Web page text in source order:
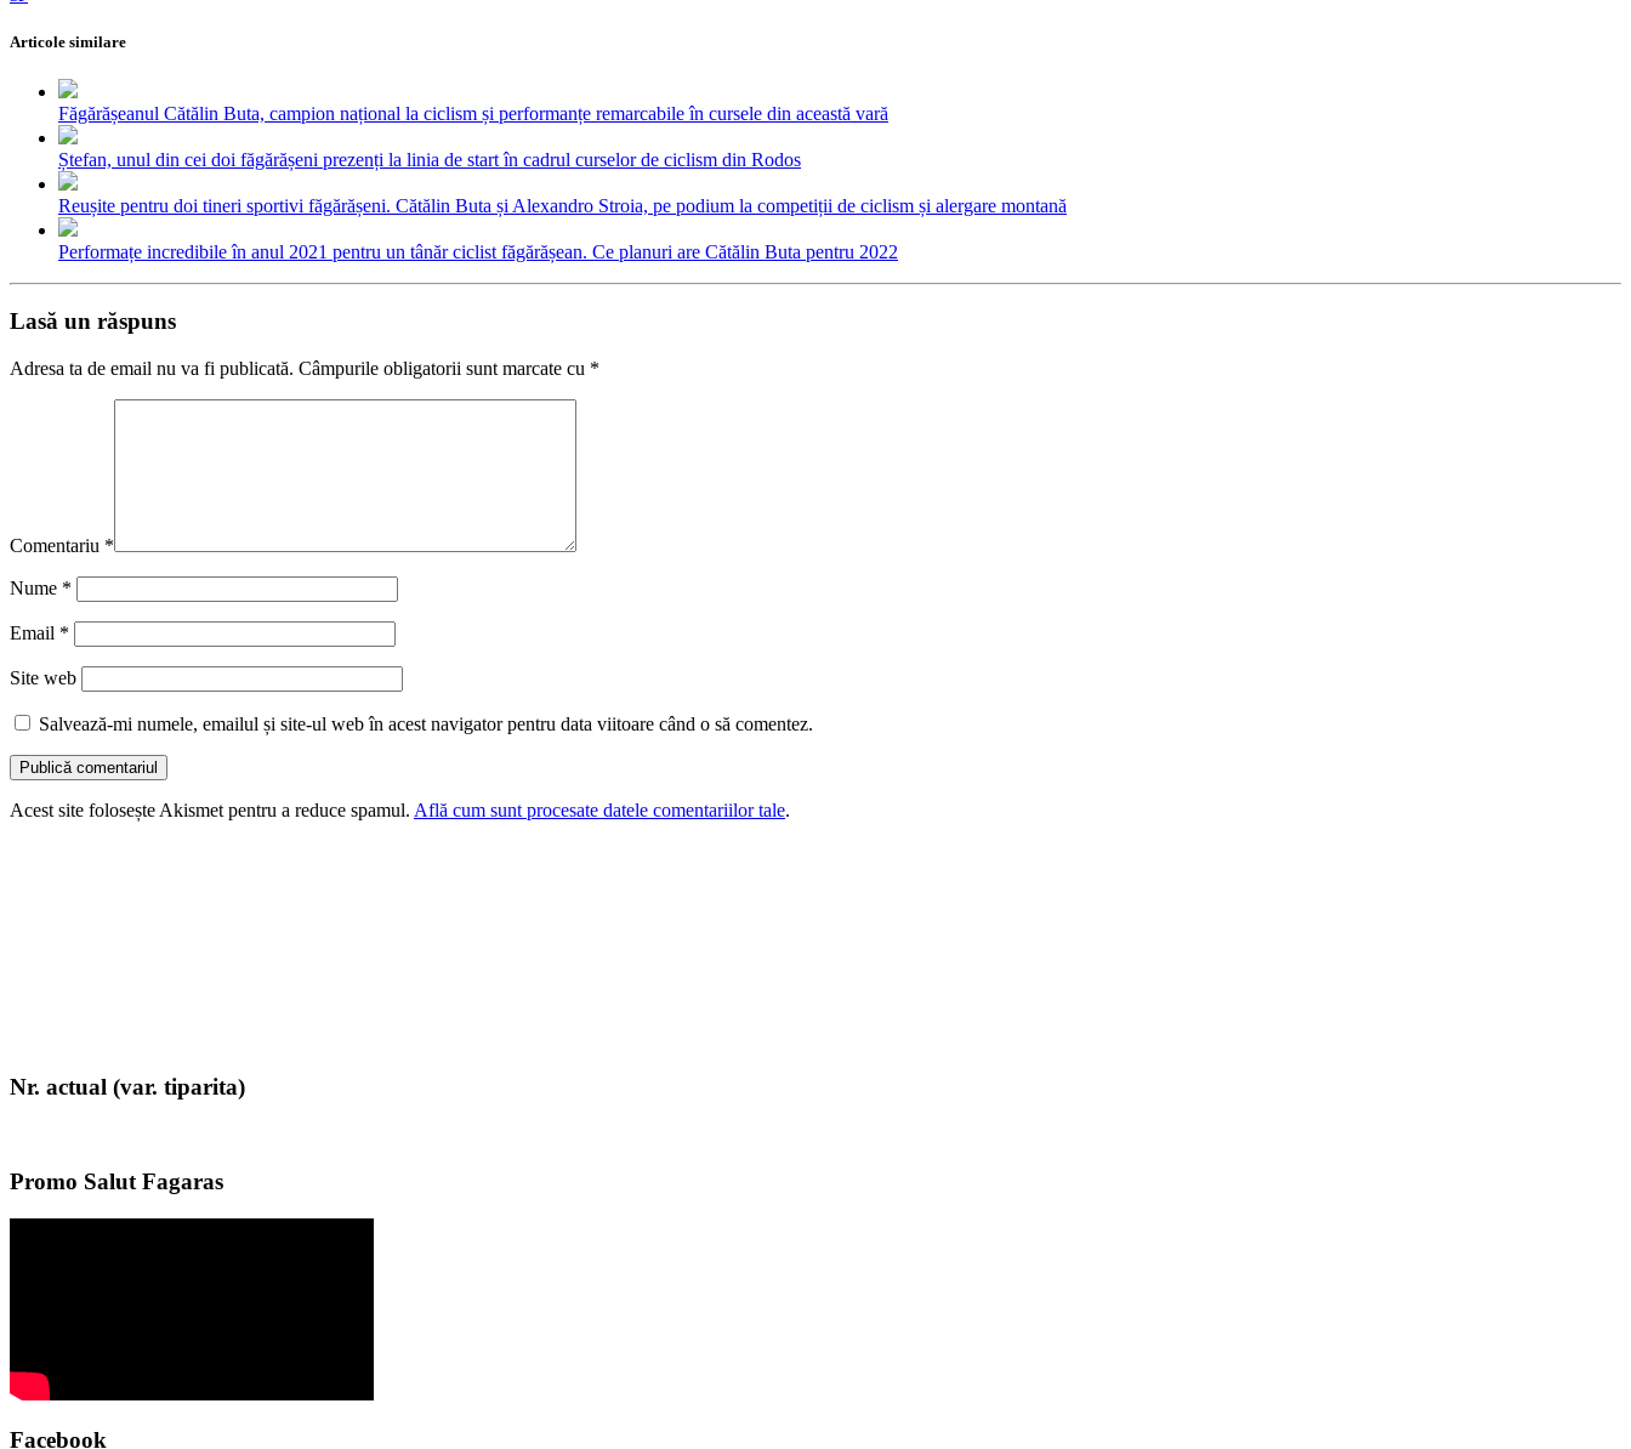
Articole similare
Făgărășeanul Cătălin Buta, campion național la ciclism și performanțe remarcabile în cursele din această vară
Ștefan, unul din cei doi făgărășeni prezenți la linia de start în cadrul curselor de ciclism din Rodos
Reușite pentru doi tineri sportivi făgărășeni. Cătălin Buta și Alexandro Stroia, pe podium la competiții de ciclism și alergare montană
Performațe incredibile în anul 2021 pentru un tânăr ciclist făgărășean. Ce planuri are Cătălin Buta pentru 2022
Lasă un răspuns
Adresa ta de email nu va fi publicată. Câmpurile obligatorii sunt marcate cu *
Comentariu *
Nume *
Email *
Site web
Salvează-mi numele, emailul și site-ul web în acest navigator pentru data viitoare când o să comentez.
Acest site folosește Akismet pentru a reduce spamul. Află cum sunt procesate datele comentariilor tale.
Nr. actual (var. tiparita)
Promo Salut Fagaras
Facebook